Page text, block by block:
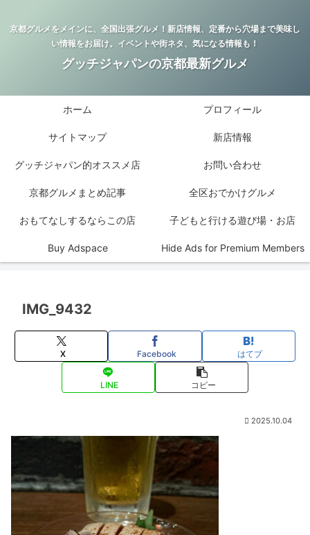
京都グルメをメインに、全国出張グルメ！新店情報、定番から穴場まで美味し
い情報をお届け。イベントや街ネタ、気になる情報も！
グッチジャパンの京都最新グルメ
ホーム プロフィール
サイトマップ 新店情報
グッチジャパン的オススメ店 お問い合わせ
京都グルメまとめ記事 全区おでかけグルメ
おもてなしするならこの店 子どもと行ける遊び場・お店
Buy Adspace Hide Ads for Premium Members
IMG_9432
X Facebook はてブ
LINE コピー
2025.10.04